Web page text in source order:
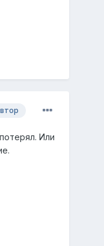
Или